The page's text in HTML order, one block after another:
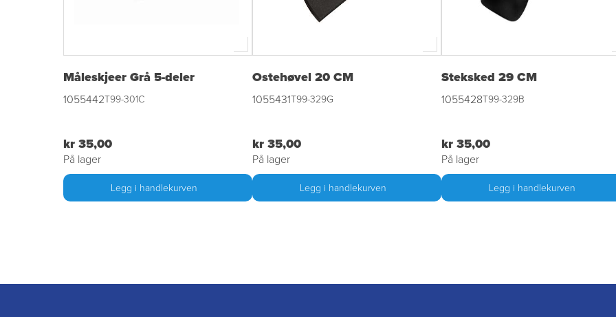
Måleskjeer Grå 5-deler
1055442T99-301C
kr 35,00
På lager
Legg i handlekurven
Ostehøvel 20 CM
1055431T99-329G
kr 35,00
På lager
Legg i handlekurven
Steksked 29 CM
1055428T99-329B
kr 35,00
På lager
Legg i handlekurven